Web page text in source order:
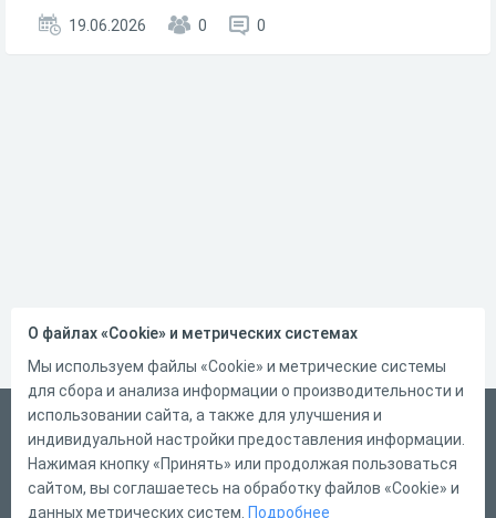
19.06.2026 0 0
Русский
Справка
Форма обратной связи
О файлах «Cookie» и метрических системах
Мы используем файлы «Cookie» и метрические системы
для сбора и анализа информации о производительности и
использовании сайта, а также для улучшения и
индивидуальной настройки предоставления информации.
Нажимая кнопку «Принять» или продолжая пользоваться
сайтом, вы соглашаетесь на обработку файлов «Cookie» и
данных метрических систем. Подробнее